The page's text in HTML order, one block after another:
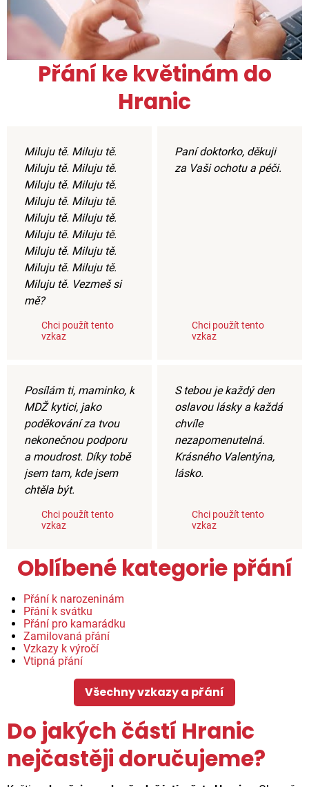
Přání ke květinám do
Hranic
Miluju tě. Miluju tě.
Miluju tě. Miluju tě.
Miluju tě. Miluju tě.
Miluju tě. Miluju tě.
Miluju tě. Miluju tě.
Miluju tě. Miluju tě.
Miluju tě. Miluju tě.
Miluju tě. Miluju tě.
Miluju tě. Vezmeš si
mě?
Chci použít tento
vzkaz
Paní doktorko, děkuji
za Vaši ochotu a péči.
Chci použít tento
vzkaz
Posílám ti, maminko, k
MDŽ kytici, jako
poděkování za tvou
nekonečnou podporu
a moudrost. Díky tobě
jsem tam, kde jsem
chtěla být.
Chci použít tento
vzkaz
S tebou je každý den
oslavou lásky a každá
chvíle
nezapomenutelná.
Krásného Valentýna,
lásko.
Chci použít tento
vzkaz
Oblíbené kategorie přání
Přání k narozeninám
Přání k svátku
Přání pro kamarádku
Zamilovaná přání
Vzkazy k výročí
Vtipná přání
Všechny vzkazy a přání
Do jakých částí Hranic
nejčastěji doručujeme?